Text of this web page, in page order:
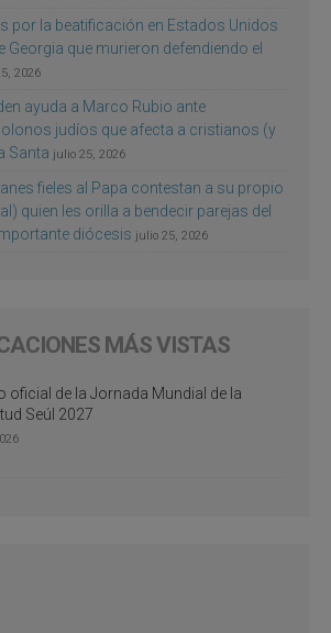
por la beatificación en Estados Unidos
Georgia que murieron defendiendo el
2026
ayuda a Marco Rubio ante
judíos que afecta a cristianos (y
Santa julio 25, 2026
fieles al Papa contestan a su propio
quien les orilla a bendecir parejas del
diócesis julio 25, 2026
MÁS VISTAS
oficial de la Jornada Mundial de la
Seúl 2027